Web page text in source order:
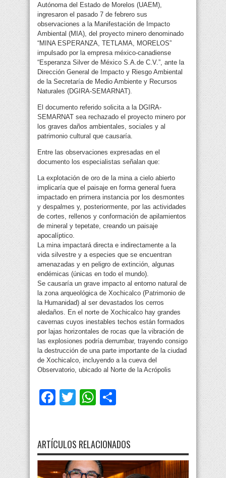
Autónoma del Estado de Morelos (UAEM),
ingresaron el pasado 7 de febrero sus
observaciones a la Manifestación de Impacto
Ambiental (MIA), del proyecto minero denominado
“MINA ESPERANZA, TETLAMA, MORELOS”
impulsado por la empresa méxico-canadiense
“Esperanza Silver de México S.A.de C.V.”, ante la
Dirección General de Impacto y Riesgo Ambiental
de la Secretaría de Medio Ambiente y Recursos
Naturales (DGIRA-SEMARNAT).
El documento referido solicita a la DGIRA-
SEMARNAT sea rechazado el proyecto minero por
los graves daños ambientales, sociales y al
patrimonio cultural que causaría.
Entre las observaciones expresadas en el
documento los especialistas señalan que:
La explotación de oro de la mina a cielo abierto
implicaría que el paisaje en forma general fuera
impactado en primera instancia por los desmontes
y despalmes y, posteriormente, por las actividades
de cortes, rellenos y conformación de apilamientos
de mineral y tepetate, creando un paisaje
apocalíptico.
La mina impactará directa e indirectamente a la
vida silvestre y a especies que se encuentran
amenazadas y en peligro de extinción, algunas
endémicas (únicas en todo el mundo).
Se causaría un grave impacto al entorno natural de
la zona arqueológica de Xochicalco (Patrimonio de
la Humanidad) al ser devastados los cerros
aledaños. En el norte de Xochicalco hay grandes
cavernas cuyos inestables techos están formados
por lajas horizontales de rocas que la vibración de
las explosiones podría derrumbar, trayendo consigo
la destrucción de una parte importante de la ciudad
de Xochicalco, incluyendo a la cueva del
Observatorio, ubicado al Norte de la Acrópolis
Facebook
TwitterWhatsApp
ARTÍCULOS RELACIONADOS